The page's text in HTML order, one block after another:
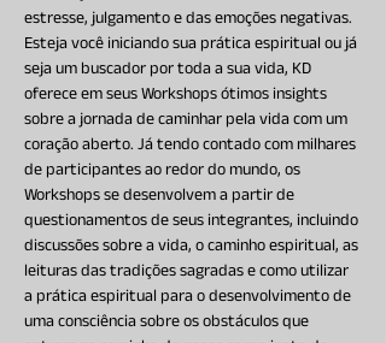
estresse, julgamento e das emoções negativas.
Esteja você iniciando sua prática espiritual ou já
seja um buscador por toda a sua vida, KD
oferece em seus Workshops ótimos insights
sobre a jornada de caminhar pela vida com um
coração aberto. Já tendo contado com milhares
de participantes ao redor do mundo, os
Workshops se desenvolvem a partir de
questionamentos de seus integrantes, incluindo
discussões sobre a vida, o caminho espiritual, as
leituras das tradições sagradas e como utilizar
a prática espiritual para o desenvolvimento de
uma consciência sobre os obstáculos que